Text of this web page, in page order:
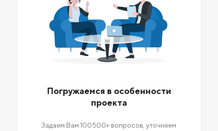
Погружаемся в особенности
проекта
Задаем Вам 100500+ вопросов, уточняем